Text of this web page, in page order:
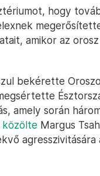
hogy
amikor az
bekérette
amely során
közölte Margus
agresszivitására